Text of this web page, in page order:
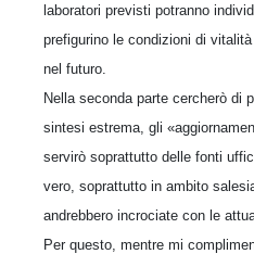
laboratori previsti potranno
prefigurino le condizioni di
nel futuro.
Nella seconda parte cercherò di
sintesi estrema, gli
servirò soprattutto delle fonti
vero, soprattutto in ambito
andrebbero incrociate con le
Per questo, mentre mi